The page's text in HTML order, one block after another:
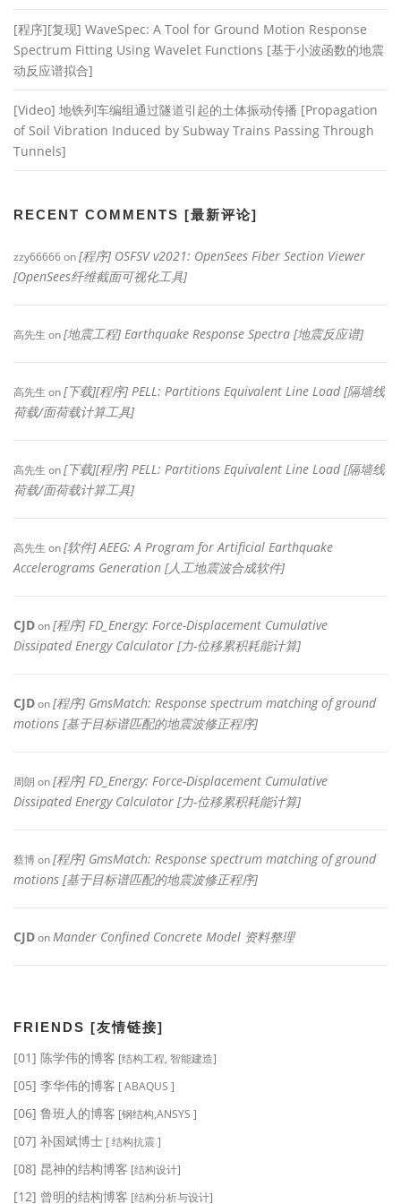
[程序][复现] WaveSpec: A Tool for Ground Motion Response
Spectrum Fitting Using Wavelet Functions [基于小波函数的地震
动反应谱拟合]
[Video] 地铁列车编组通过隧道引起的土体振动传播 [Propagation
of Soil Vibration Induced by Subway Trains Passing Through
Tunnels]
RECENT COMMENTS [最新评论]
zzy66666on[程序] OSFSV v2021: OpenSees Fiber Section Viewer
[OpenSees纤维截面可视化工具]
高先生 on[地震工程] Earthquake Response Spectra [地震反应谱]
高先生 on[下载][程序] PELL: Partitions Equivalent Line Load [隔墙线
荷载/面荷载计算工具]
高先生 on[下载][程序] PELL: Partitions Equivalent Line Load [隔墙线
荷载/面荷载计算工具]
高先生 on[软件] AEEG: A Program for Artificial Earthquake
Accelerograms Generation [人工地震波合成软件]
CJDon[程序] FD_Energy: Force-Displacement Cumulative
Dissipated Energy Calculator [力-位移累积耗能计算]
CJDon[程序] GmsMatch: Response spectrum matching of ground
motions [基于目标谱匹配的地震波修正程序]
周朗 on[程序] FD_Energy: Force-Displacement Cumulative
Dissipated Energy Calculator [力-位移累积耗能计算]
蔡博on[程序] GmsMatch: Response spectrum matching of ground
motions [基于目标谱匹配的地震波修正程序]
CJDonMander Confined Concrete Model 资料整理
FRIENDS [友情链接]
[01] 陈学伟的博客 [结构工程, 智能建造]
[05] 李华伟的博客 [ ABAQUS ]
[06] 鲁班人的博客 [钢结构,ANSYS ]
[07] 补国斌博士 [ 结构抗震 ]
[08] 昆神的结构博客 [结构设计]
[12] 曾明的结构博客 [结构分析与设计]